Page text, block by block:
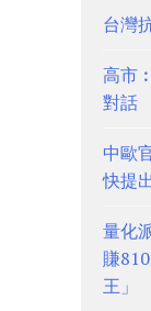
台灣
高市
對話
中歐
快提
量化
賺
王」